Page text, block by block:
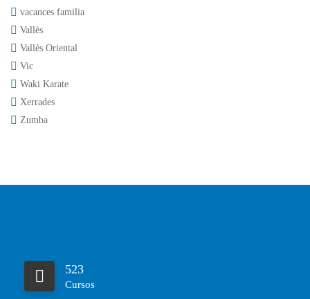
vacances familia
Vallès
Vallès Oriental
Vic
Waki Karate
Xerrades
Zumba
523
Cursos